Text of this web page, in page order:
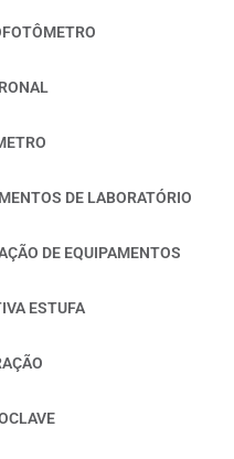
DE LABORATÓRIO
DE EQUIPAMENTOS
ESTUFA